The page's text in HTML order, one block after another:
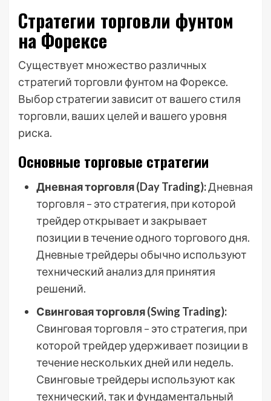
Стратегии торговли фунтом
на Форексе
Существует множество различных
стратегий торговли фунтом на Форексе.
Выбор стратегии зависит от вашего стиля
торговли, ваших целей и вашего уровня
риска.
Основные торговые стратегии
Дневная торговля (Day Trading):Дневная
торговля – это стратегия, при которой
трейдер открывает и закрывает
позиции в течение одного торгового дня.
Дневные трейдеры обычно используют
технический анализ для принятия
решений.
Свинговая торговля (Swing Trading):
Свинговая торговля – это стратегия, при
которой трейдер удерживает позиции в
течение нескольких дней или недель.
Свинговые трейдеры используют как
технический, так и фундаментальный